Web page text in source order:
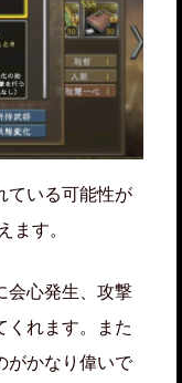
ている可能性が
ます。
会心発生、攻撃
くれます。また
がかなり偉いで